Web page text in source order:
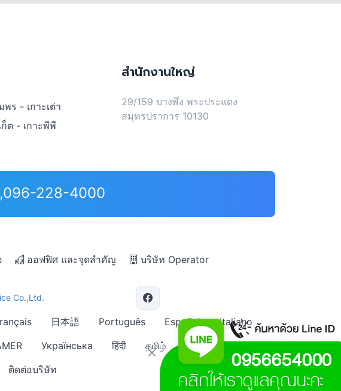
พร - เกาะเต่า
ก็ต - เกาะพีพี
สำนักงานใหญ่
29/159 บางพึ่ง พระประแดง
สมุทรปราการ 10130
228-4000
ออฟฟิศ และจุดสำคัญ บริษัท Operator
Co.,Ltd.
日本語 Português Español
Italiano
Українська हिंदी தமிழ்
คำถามที่พบบ่อย
ติดต่อบริษัท